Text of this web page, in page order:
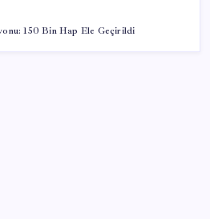
150 Bin Hap Ele Geçirildi